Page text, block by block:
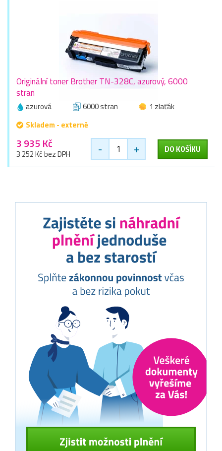
Originální toner Brother TN-328C, azurový, 6000
stran
azurová 6000 stran
1 zlaťák
Skladem - externě
3 935 Kč
3 252 Kč bez DPH - + DO KOŠÍKU